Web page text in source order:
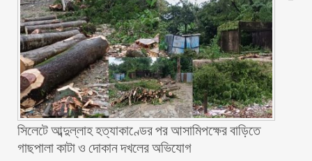
সিলেটে আব্দুল্লাহ হত্যাকাণ্ডের পর আসামিপক্ষের বাড়িতে
গাছপালা কাটা ও দোকান দখলের অভিযোগ